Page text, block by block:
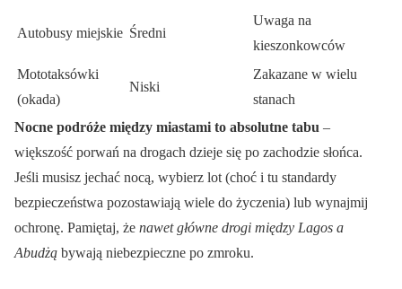
Autobusy miejskie Średni
Uwaga na
kieszonkowców
Mototaksówki
(okada)
Niski
Zakazane w wielu
stanach
Nocne podróże między miastami to absolutne tabu –
większość porwań na drogach dzieje się po zachodzie słońca.
Jeśli musisz jechać nocą, wybierz lot (choć i tu standardy
bezpieczeństwa pozostawiają wiele do życzenia) lub wynajmij
ochronę. Pamiętaj, że nawet główne drogi między Lagos a
Abudżą bywają niebezpieczne po zmroku.